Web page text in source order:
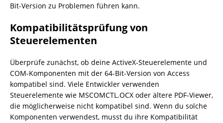
Bit-Version zu Problemen führen kann.
Kompatibilitätsprüfung von
Steuerelementen
Überprüfe zunächst, ob deine ActiveX-Steuerelemente und
COM-Komponenten mit der 64-Bit-Version von Access
kompatibel sind. Viele Entwickler verwenden
Steuerelemente wie MSCOMCTL.OCX oder ältere PDF-Viewer,
die möglicherweise nicht kompatibel sind. Wenn du solche
Komponenten verwendest, musst du ihre Kompatibilität